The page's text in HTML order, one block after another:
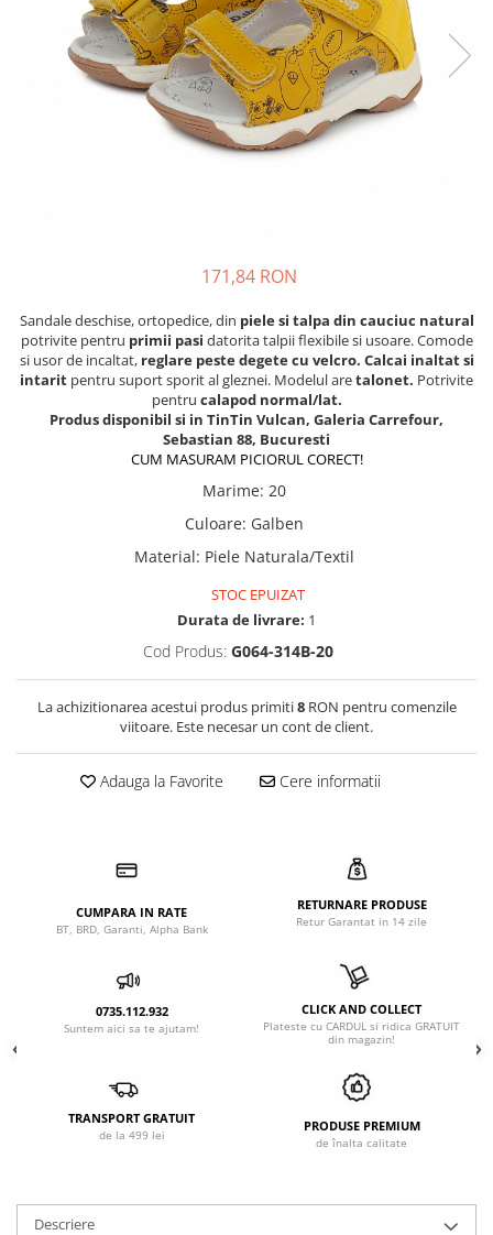
171,84 RON
Sandale deschise, ortopedice, din pielesi talpa din cauciuc natural
potrivite pentru primii pasi datorita talpii flexibile si usoare. Comode
si usor de incaltat, reglare peste degete cu velcro. Calcai inaltat si
intarit pentru suport sporit al gleznei. Modelul aretalonet. Potrivite
pentru calapod normal/lat.
Produs disponibil si in TinTin Vulcan, Galeria Carrefour,
Sebastian 88, Bucuresti
CUM MASURAM PICIORUL CORECT!
Marime: 20
Culoare: Galben
Material: Piele Naturala/Textil
STOC EPUIZAT
Durata de livrare: 1
Cod Produs: G064-314B-20
La achizitionarea acestui produs primiti8RON pentru comenzile
viitoare. Este necesar un cont de client.
Adauga la Favorite Cere informatii
CUMPARA IN RATE
BT, BRD, Garanti, Alpha Bank
RETURNARE PRODUSE
Retur Garantat in 14 zile
0735.112.932
Suntem aici sa te ajutam!
CLICK AND COLLECT
Plateste cu CARDUL si ridica GRATUIT
din magazin!
TRANSPORT GRATUIT
de la 499 lei
PRODUSE PREMIUM
de înalta calitate
Descriere